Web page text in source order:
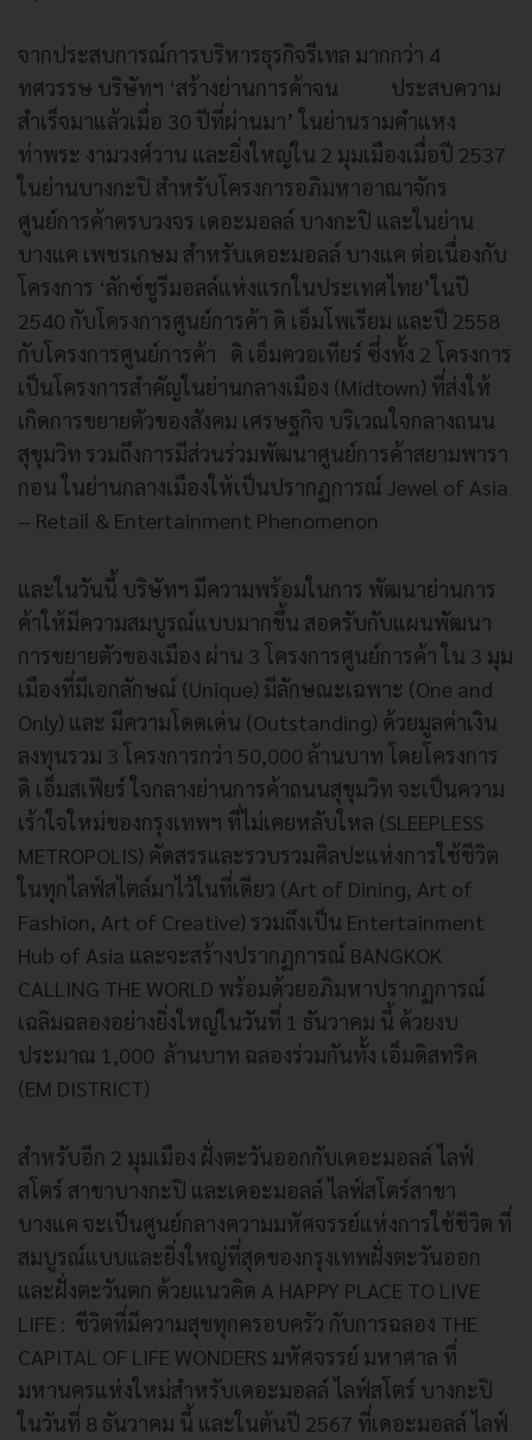
จากประสบการณ์การบริหารธุรกิจรีเทล มากกว่า 4
ทศวรรษ บริษัทฯ ‘สร้างย่านการค้าจน ประสบความ
สำเร็จมาแล้วเมื่อ 30 ปีที่ผ่านมา’ ในย่านรามคำแหง
ท่าพระ งามวงศ์วาน และยิ่งใหญ่ใน 2 มุมเมืองเมื่อปี 2537
ในย่านบางกะปิ สำหรับโครงการอภิมหาอาณาจักร
ศูนย์การค้าครบวงจร เดอะมอลล์ บางกะปิ และในย่าน
บางแค เพชรเกษม สำหรับเดอะมอลล์ บางแค ต่อเนื่องกับ
โครงการ ‘ลักซ์ชูรีมอลล์แห่งแรกในประเทศไทย’ในปี
2540 กับโครงการศูนย์การค้า ดิ เอ็มโพเรียม และปี 2558
กับโครงการศูนย์การค้า ดิ เอ็มควอเทียร์ ซึ่งทั้ง 2 โครงการ
เป็นโครงการสำคัญในย่านกลางเมือง (Midtown) ที่ส่งให้
เกิดการขยายตัวของสังคม เศรษฐกิจ บริเวณใจกลางถนน
สุขุมวิท รวมถึงการมีส่วนร่วมพัฒนาศูนย์การค้าสยามพารา
กอน ในย่านกลางเมืองให้เป็นปรากฏการณ์ Jewel of Asia
– Retail & Entertainment Phenomenon
และในวันนี้ บริษัทฯ มีความพร้อมในการ พัฒนาย่านการ
ค้าให้มีความสมบูรณ์แบบมากขึ้น สอดรับกับแผนพัฒนา
การขยายตัวของเมือง ผ่าน 3 โครงการศูนย์การค้า ใน 3 มุม
เมืองที่มีเอกลักษณ์ (Unique) มีลักษณะเฉพาะ (One and
Only) และ มีความโดดเด่น (Outstanding) ด้วยมูลค่าเงิน
ลงทุนรวม 3 โครงการกว่า 50,000 ล้านบาท โดยโครงการ
ดิ เอ็มสเฟียร์ ใจกลางย่านการค้าถนนสุขุมวิท จะเป็นความ
เร้าใจใหม่ของกรุงเทพฯ ที่ไม่เคยหลับใหล (SLEEPLESS
METROPOLIS) คัดสรรและรวบรวมศิลปะแห่งการใช้ชีวิต
ในทุกไลฟ์สไตล์มาไว้ในที่เดียว (Art of Dining, Art of
Fashion, Art of Creative) รวมถึงเป็น Entertainment
Hub of Asia และจะสร้างปรากฏการณ์ BANGKOK
CALLING THE WORLD พร้อมด้วยอภิมหาปรากฏการณ์
เฉลิมฉลองอย่างยิ่งใหญ่ในวันที่ 1 ธันวาคม นี้ ด้วยงบ
ประมาณ 1,000 ล้านบาท ฉลองร่วมกันทั้ง เอ็มดิสทริค
(EM DISTRICT)
สำหรับอีก 2 มุมเมือง ฝั่งตะวันออกกับเดอะมอลล์ ไลฟ์
สโตร์ สาขาบางกะปิ และเดอะมอลล์ ไลฟ์สโตร์สาขา
บางแค จะเป็นศูนย์กลางความมหัศจรรย์แห่งการใช้ชีวิต ที่
สมบูรณ์แบบและยิ่งใหญ่ที่สุดของกรุงเทพฝั่งตะวันออก
และฝั่งตะวันตก ด้วยแนวคิด A HAPPY PLACE TO LIVE
LIFE : ชีวิตที่มีความสุขทุกครอบครัว กับการฉลอง THE
CAPITAL OF LIFE WONDERS มหัศจรรย์ มหาศาล ที่
มหานครแห่งใหม่สำหรับเดอะมอลล์ ไลฟ์สโตร์ บางกะปิ
ในวันที่ 8 ธันวาคม นี้ และในต้นปี 2567 ที่เดอะมอลล์ ไลฟ์